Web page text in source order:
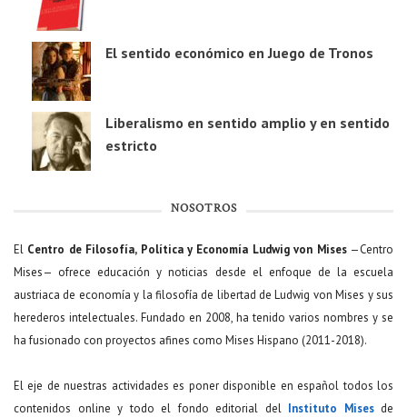
El sentido económico en Juego de Tronos
Liberalismo en sentido amplio y en sentido
estricto
NOSOTROS
El Centro de Filosofía, Política y Economía Ludwig von Mises—Centro
Mises— ofrece educación y noticias desde el enfoque de la escuela
austriaca de economía y la filosofía de libertad de Ludwig von Mises y sus
herederos intelectuales. Fundado en 2008, ha tenido varios nombres y se
ha fusionado con proyectos afines como Mises Hispano (2011-2018).
El eje de nuestras actividades es poner disponible en español todos los
contenidos online y todo el fondo editorial del Instituto Misesde